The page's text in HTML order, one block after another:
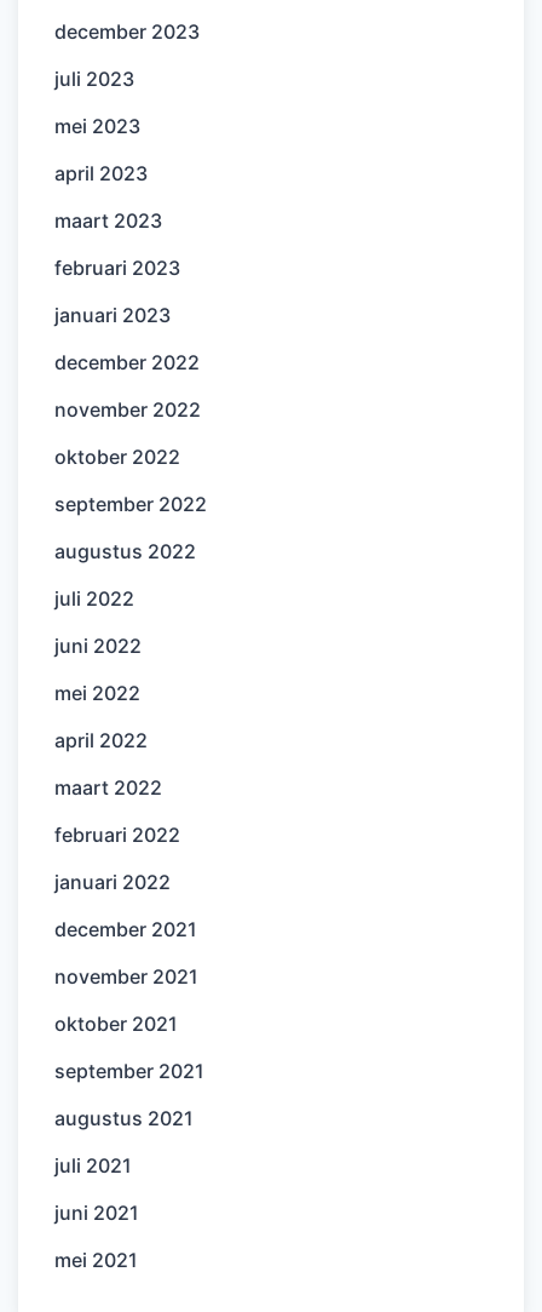
december 2023
juli 2023
mei 2023
april 2023
maart 2023
februari 2023
januari 2023
december 2022
november 2022
oktober 2022
september 2022
augustus 2022
juli 2022
juni 2022
mei 2022
april 2022
maart 2022
februari 2022
januari 2022
december 2021
november 2021
oktober 2021
september 2021
augustus 2021
juli 2021
juni 2021
mei 2021